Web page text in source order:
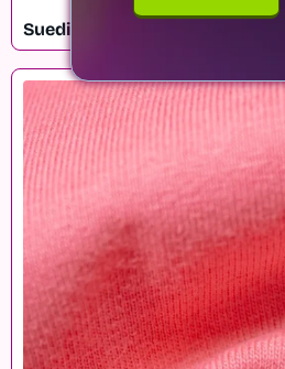
Suedine MIX